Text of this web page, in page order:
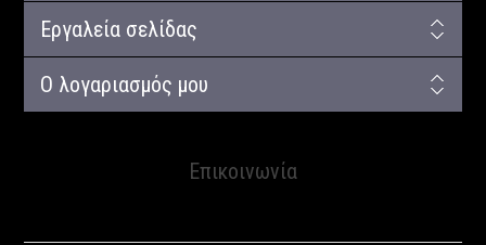
Εργαλεία σελίδας
Ο λογαριασμός μου
Επικοινωνία